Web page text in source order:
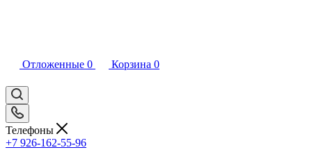
Отложенные 0 Корзина 0
Телефоны
+7 926-162-55-96